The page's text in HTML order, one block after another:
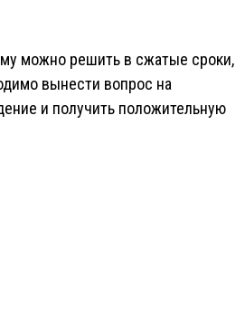
можно решить в сжатые сроки,
вынести вопрос на
и получить положительную